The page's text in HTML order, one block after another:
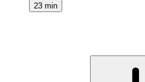
23 min